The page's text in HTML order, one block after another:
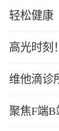
轻松健康
高光时刻
维他滴诊
聚焦F端